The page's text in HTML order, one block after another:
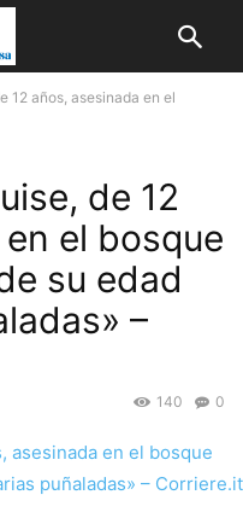
12 años, asesinada en el
de 12
el bosque
su edad
–
0
140